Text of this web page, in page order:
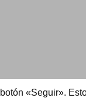
«Seguir».